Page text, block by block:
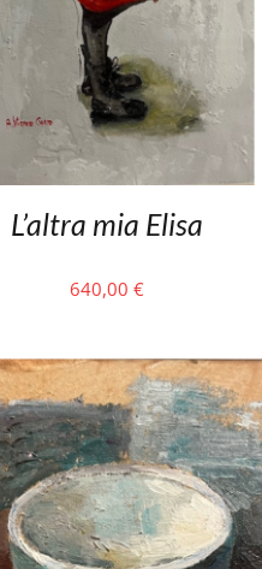
L’altra mia Elisa
640,00 €